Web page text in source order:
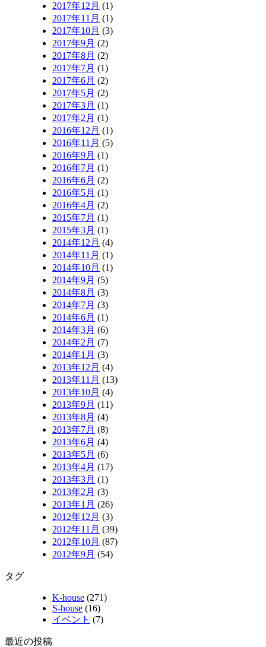
2017年12月 (1)
2017年11月 (1)
2017年10月 (3)
2017年9月 (2)
2017年8月 (2)
2017年7月 (1)
2017年6月 (2)
2017年5月 (2)
2017年3月 (1)
2017年2月 (1)
2016年12月 (1)
2016年11月 (5)
2016年9月 (1)
2016年7月 (1)
2016年6月 (2)
2016年5月 (1)
2016年4月 (2)
2015年7月 (1)
2015年3月 (1)
2014年12月 (4)
2014年11月 (1)
2014年10月 (1)
2014年9月 (5)
2014年8月 (3)
2014年7月 (3)
2014年6月 (1)
2014年3月 (6)
2014年2月 (7)
2014年1月 (3)
2013年12月 (4)
2013年11月 (13)
2013年10月 (4)
2013年9月 (11)
2013年8月 (4)
2013年7月 (8)
2013年6月 (4)
2013年5月 (6)
2013年4月 (17)
2013年3月 (1)
2013年2月 (3)
2013年1月 (26)
2012年12月 (3)
2012年11月 (39)
2012年10月 (87)
2012年9月 (54)
タグ
K-house (271)
S-house (16)
イベント (7)
最近の投稿